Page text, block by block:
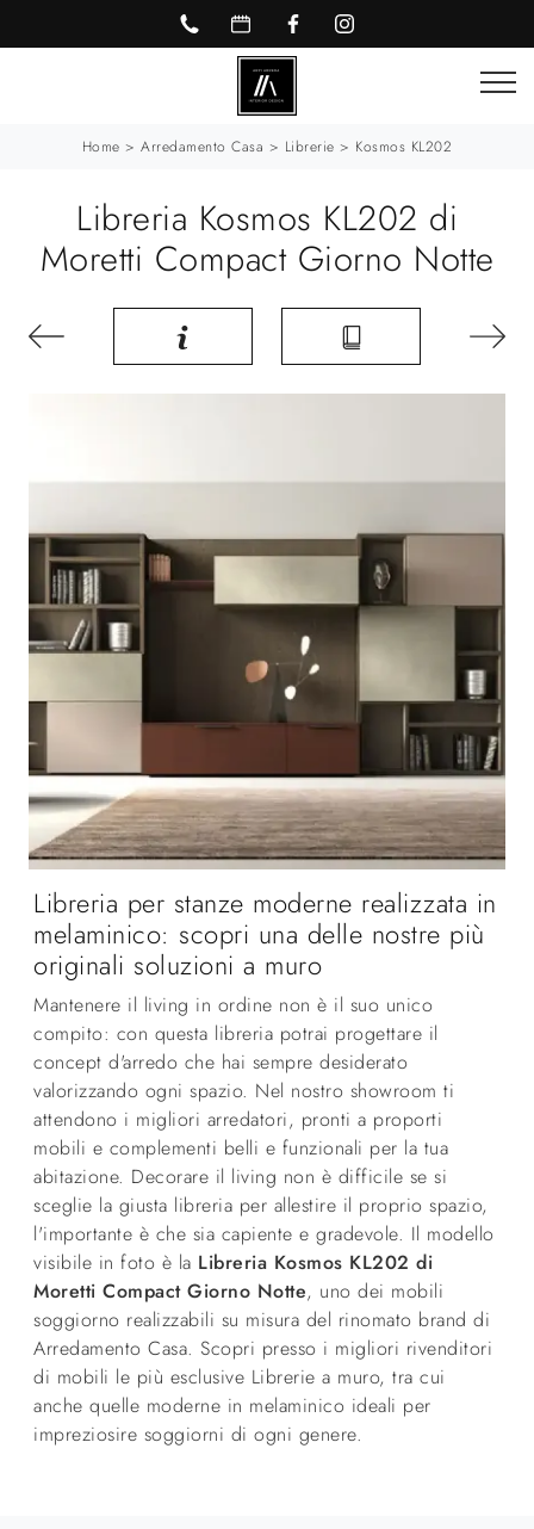
Home >Arredamento Casa > Librerie > Kosmos KL202
Libreria Kosmos KL202 di
Moretti Compact Giorno Notte
Libreria per stanze moderne realizzata in
melaminico: scopri una delle nostre più
originali soluzioni a muro
Mantenere il living in ordine non è il suo unico
compito: con questa libreria potrai progettare il
concept d'arredo che hai sempre desiderato
valorizzando ogni spazio. Nel nostro showroom ti
attendono i migliori arredatori, pronti a proporti
mobili e complementi belli e funzionali per la tua
abitazione. Decorare il living non è difficile se si
sceglie la giusta libreria per allestire il proprio spazio,
l'importante è che sia capiente e gradevole. Il modello
visibile in foto è la Libreria Kosmos KL202 di
Moretti Compact Giorno Notte, uno dei mobili
soggiorno realizzabili su misura del rinomato brand di
Arredamento Casa. Scopri presso i migliori rivenditori
di mobili le più esclusive Librerie a muro, tra cui
anche quelle moderne in melaminico ideali per
impreziosire soggiorni di ogni genere.